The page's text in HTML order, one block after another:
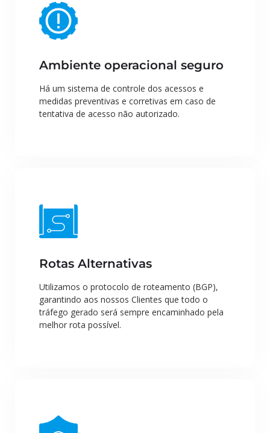
Ambiente operacional seguro
Há um sistema de controle dos acessos e
medidas preventivas e corretivas em caso de
tentativa de acesso não autorizado.
Rotas Alternativas
Utilizamos o protocolo de roteamento (BGP),
garantindo aos nossos Clientes que todo o
tráfego gerado será sempre encaminhado pela
melhor rota possível.